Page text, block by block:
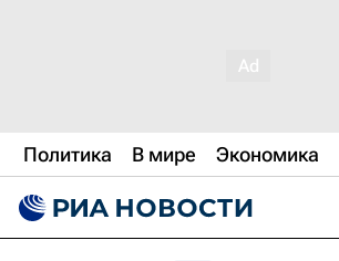
Политика В мире Экономика